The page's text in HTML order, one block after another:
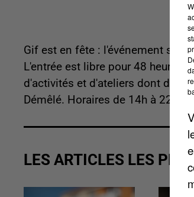
Gif est en fête : l'événement se
L'entrée est libre pour 48 heures
d'activités et d'ateliers dont du
Démêlé. Horaires de 14h à 22h
LES ARTICLES LES